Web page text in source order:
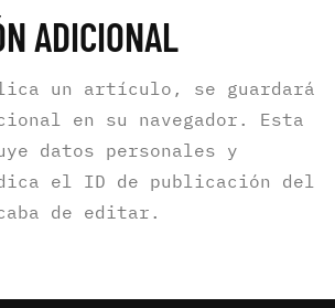
ADICIONAL
un artículo, se guardará
en su navegador. Esta
datos personales y
el ID de publicación del
de editar.